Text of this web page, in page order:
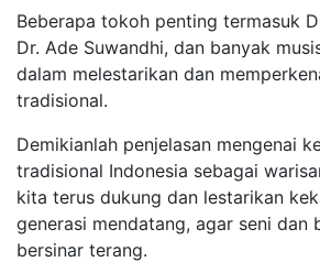
Beberapa tokoh penting termasuk
Dr. Ade Suwandhi, dan banyak
dalam melestarikan dan
tradisional.
Demikianlah penjelasan mengenai
tradisional Indonesia sebagai
kita terus dukung dan lestarikan
generasi mendatang, agar seni dan
bersinar terang.